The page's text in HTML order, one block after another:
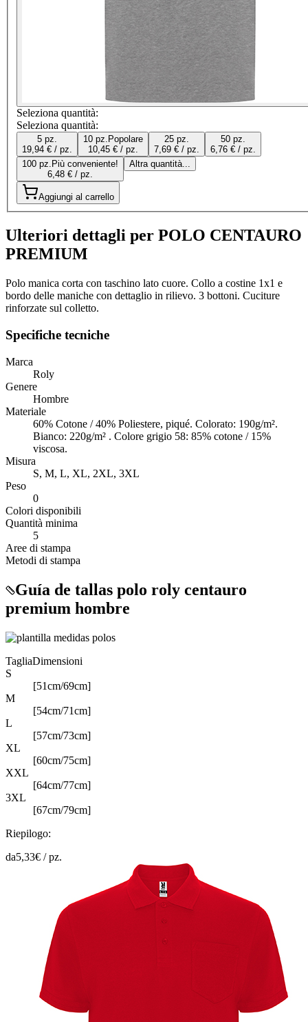
Seleziona quantità:
Seleziona quantità:
5 pz.
19,94 € / pz.
10 pz. Popolare
10,45 € / pz.
25 pz.
7,69 € / pz.
50 pz.
6,76 € / pz.
100 pz. Più conveniente!
6,48 € / pz.
Altra quantità...
Aggiungi al carrello
Ulteriori dettagli per POLO CENTAURO
PREMIUM
Polo manica corta con taschino lato cuore. Collo a costine 1x1 e
bordo delle maniche con dettaglio in rilievo. 3 bottoni. Cuciture
rinforzate sul colletto.
Specifiche tecniche
Marca
Roly
Genere
Hombre
Materiale
60% Cotone / 40% Poliestere, piqué. Colorato: 190g/m².
Bianco: 220g/m² . Colore grigio 58: 85% cotone / 15%
viscosa.
Misura
S, M, L, XL, 2XL, 3XL
Peso
0
Colori disponibili
Quantità minima
5
Aree di stampa
Metodi di stampa
Guía de tallas polo roly centauro
premium hombre
TagliaDimensioni
S
[51cm/69cm]
M
[54cm/71cm]
L
[57cm/73cm]
XL
[60cm/75cm]
XXL
[64cm/77cm]
3XL
[67cm/79cm]
Riepilogo:
da5,33€ /pz.